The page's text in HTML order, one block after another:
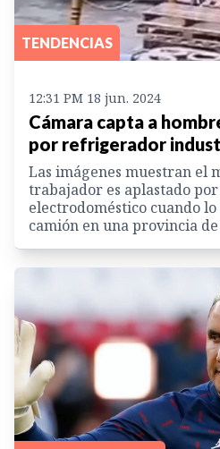
TENDENCIAS
12:31 PM 18 jun. 2024
Cámara capta a
por refrigerador
Las imágenes muestran el
trabajador es aplastado
electrodoméstico cuando
camión en una provincia de